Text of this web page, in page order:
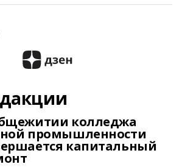
колледжа
промышленности
капитальный